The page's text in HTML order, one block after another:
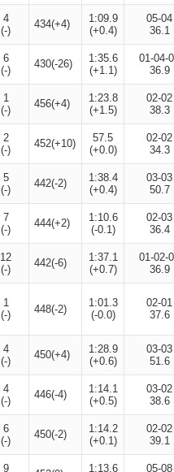
4
(-)
434(+4)
1:09.9
(+0.4)
05-04
36.1
6
(-)
430(-26)
1:35.6
(+1.1)
01-04-
36.9
1
(-)
456(+4)
1:23.8
(+1.5)
02-02
38.3
2
(-)
452(+10)
57.5
(+0.0)
02-02
34.3
5
(-)
442(-2)
1:38.4
(+0.4)
03-03
50.7
7
(-)
444(+2)
1:10.6
(-0.1)
02-03
36.4
12
(-)
442(-6)
1:37.1
(+0.7)
01-02-
36.9
1
(-)
448(-2)
1:01.3
(-0.0)
02-01
37.6
4
(-)
450(+4)
1:28.9
(+0.6)
03-03
51.6
4
(-)
446(-4)
1:14.1
(+0.5)
03-02
38.6
6
(-)
450(-2)
1:14.2
(+0.1)
02-02
39.1
9
1:13.6
05-08